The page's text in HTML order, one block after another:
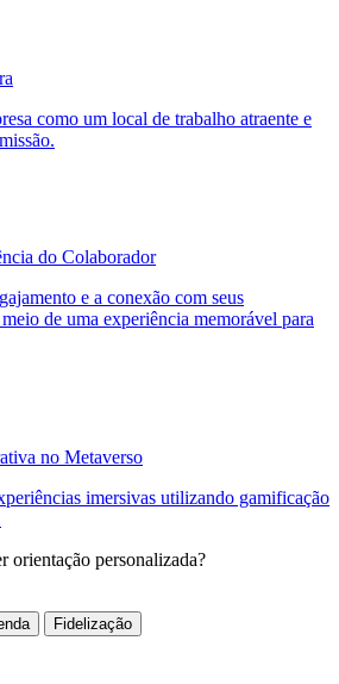
como um local de trabalho atraente e
do Colaborador
e a conexão com seus
de uma experiência memorável para
no Metaverso
imersivas utilizando gamificação
orientação personalizada?
Fidelização